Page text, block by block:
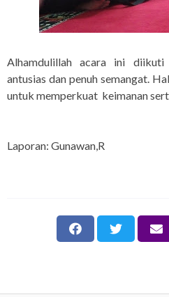
Alhamdulillah acara ini
antusias dan penuh semangat.
untuk memperkuat keimanan
Laporan: Gunawan,R